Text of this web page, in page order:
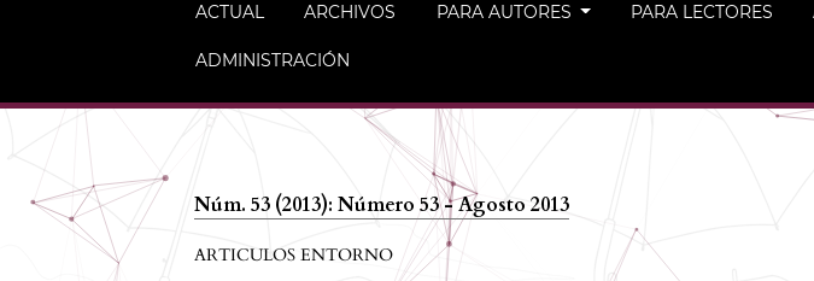
ACTUAL ARCHIVOS PARA AUTORES PARA LECTORES
ADMINISTRACIÓN
Núm. 53 (2013): Número 53 - Agosto 2013
ARTICULOS ENTORNO